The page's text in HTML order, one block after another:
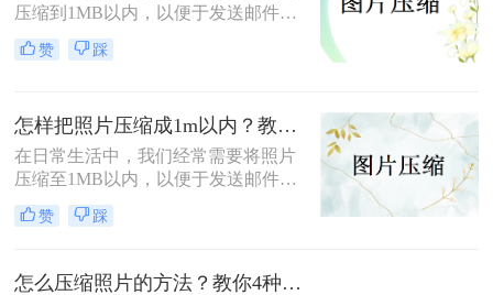
压缩到1MB以内，以便于发送邮件、
上传到社交媒体或满足特定平台的要
求。那么照片怎么压缩到1m以内呢？
赞 踩
怎样把照片压缩成1m以内？教你四种实用的压缩方法！
在日常生活中，我们经常需要将照片
压缩至1MB以内，以便于发送邮件、
上传到社交媒体或满足特定平台的要
求。那么怎样把照片压缩成1m以内
缩照片大小，帮助您轻松应对这些需
赞 踩
怎么压缩照片的方法？教你4种实用方法!！